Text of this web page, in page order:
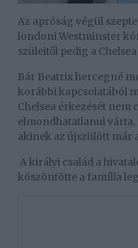
Az apróság végül
londoni Westminster
szüleitől pedig a
Bár Beatrix hercegné
korábbi kapcsolatából
Chelsea érkezését nem
elmondhatatlanul várta,
akinek az újszülött már
A királyi család a
köszöntötte a família